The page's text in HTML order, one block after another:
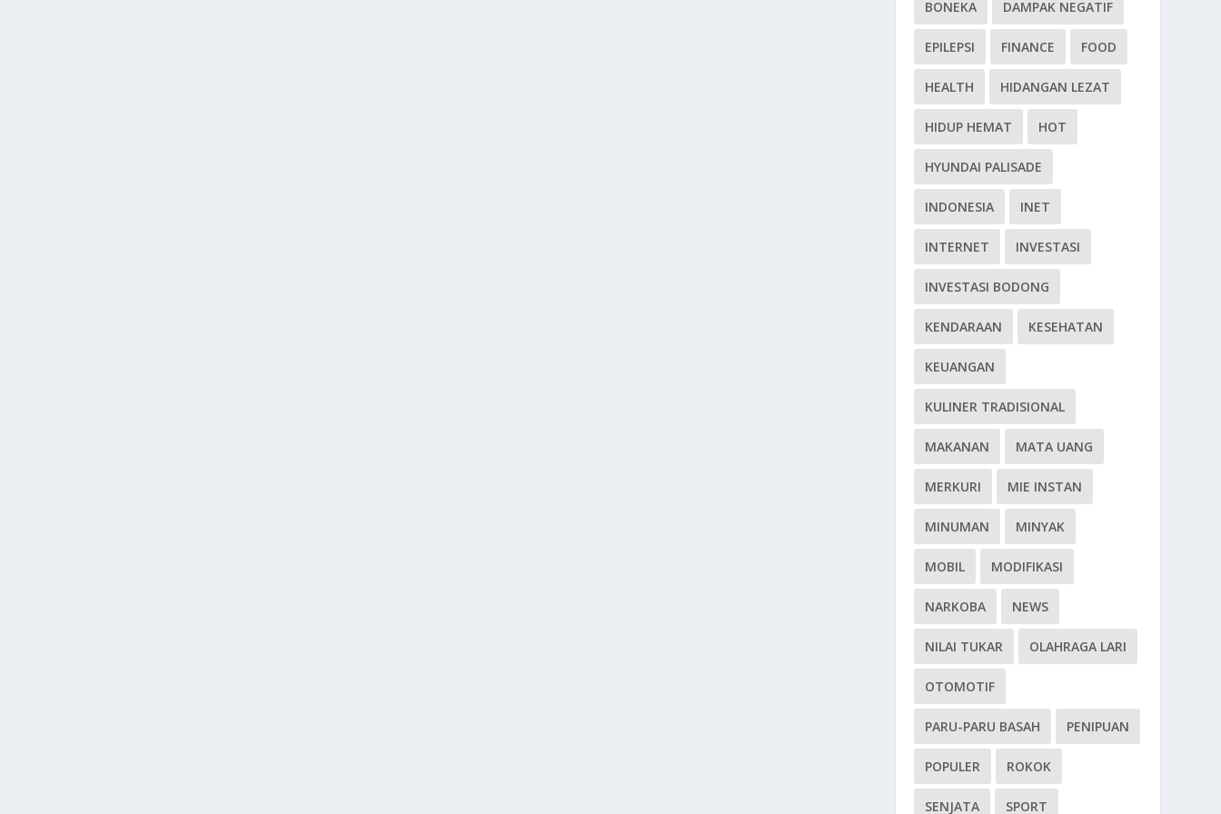
BONEKA DAMPAK NEGATIF
EPILEPSI FINANCE FOOD
HEALTH HIDANGAN LEZAT
HIDUP HEMAT HOT
HYUNDAI PALISADE
INDONESIA INET
INTERNET INVESTASI
INVESTASI BODONG
KENDARAAN KESEHATAN
KEUANGAN
KULINER TRADISIONAL
MAKANAN MATA UANG
MERKURI MIE INSTAN
MINUMAN MINYAK
MOBIL MODIFIKASI
NARKOBA NEWS
NILAI TUKAR OLAHRAGA LARI
OTOMOTIF
PARU-PARU BASAH PENIPUAN
POPULER ROKOK
SENJATA SPORT